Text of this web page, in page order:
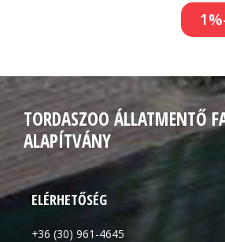
TORDASZOO ÁLLATMENTŐ
ALAPÍTVÁNY
ELÉRHETŐSÉG
+36 (30) 961-4645